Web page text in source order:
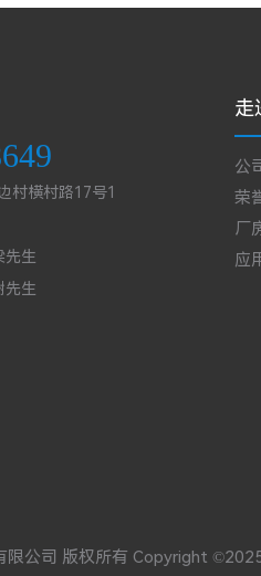
村横村路17号1
先生
先生
走
公
荣
厂
应
限公司 版权所有 Copyright